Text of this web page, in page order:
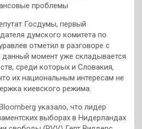
проблемы
Госдумы, первый
думского комитета по
отметил в разговоре с
данный момент уже складывается
среди которых и Словакия,
их национальным интересам не
киевского режима.
указало, что лидер
выборах в Нидерландах